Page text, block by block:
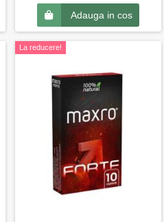
Adauga in cos
La reducere!